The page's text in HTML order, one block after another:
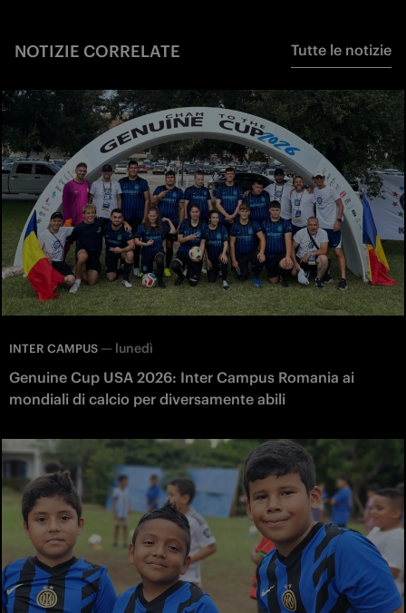
NOTIZIE CORRELATE Tutte le notizie
INTER CAMPUS — lunedì
Genuine Cup USA 2026: Inter Campus Romania ai
mondiali di calcio per diversamente abili